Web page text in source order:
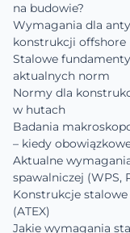
na budowie?
Wymagania dla
konstrukcji offshore
Stalowe
aktualnych norm
Normy dla
w hutach
Badania
– kiedy
Aktualne
spawalniczej (WPS,
Konstrukcje
(ATEX)
Jakie wymagania